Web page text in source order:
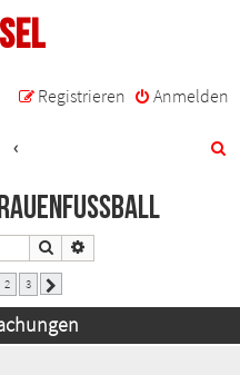
Anmelden
Registrieren
e
Suche
2 3